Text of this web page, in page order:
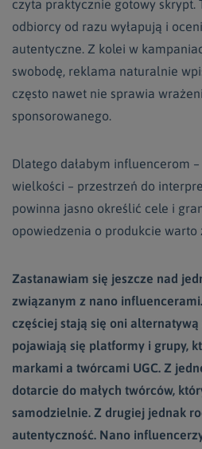
czyta praktycznie gotowy skrypt.
odbiorcy od razu wyłapują i
autentyczne. Z kolei w
swobodę, reklama naturalnie
często nawet nie sprawia
sponsorowanego.
Dlatego dałabym influencerom
wielkości – przestrzeń do
powinna jasno określić cele i
opowiedzenia o produkcie warto
Zastanawiam się jeszcze nad
związanym z nano
częściej stają się oni
pojawiają się platformy i grupy,
markami a twórcami UGC. Z
dotarcie do małych twórców,
samodzielnie. Z drugiej jednak
autentyczność. Nano